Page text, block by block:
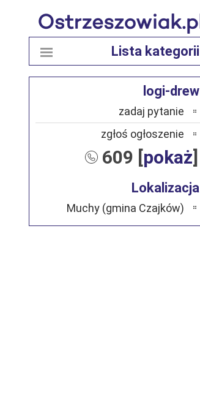
Lista kategorii
logi-drew
zadaj pytanie
zgłoś ogłoszenie
609 [pokaż]
Lokalizacja
Muchy (gmina Czajków)